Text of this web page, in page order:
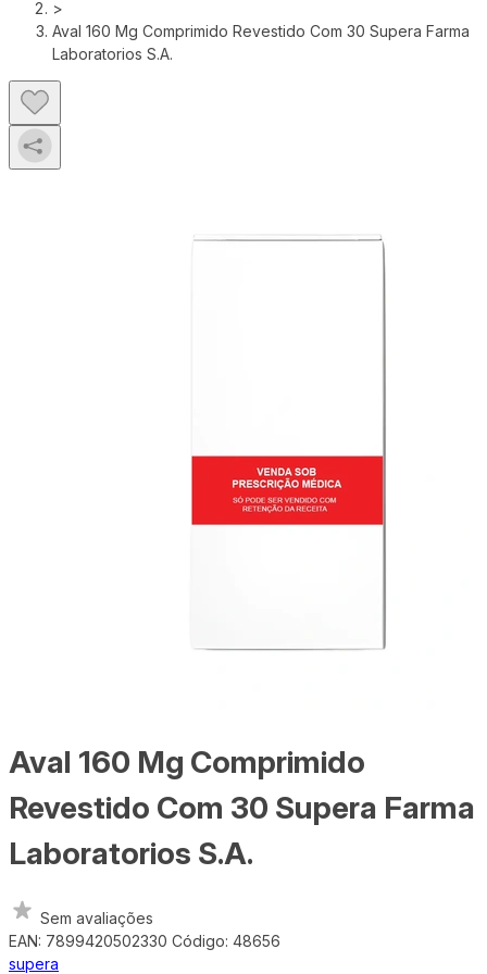
>
Aval 160 Mg Comprimido Revestido Com 30 Supera Farma
Laboratorios S.A.
Aval 160 Mg Comprimido
Revestido Com 30 Supera Farma
Laboratorios S.A.
Sem avaliações
EAN: 7899420502330 Código: 48656
supera